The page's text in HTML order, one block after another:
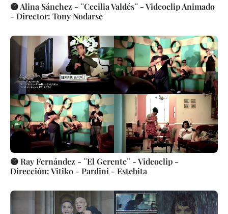
🟡 Alina Sánchez - ¨Cecilia Valdés¨ - Videoclip Animado
- Director: Tony Nodarse
🟡 Ray Fernández - ¨El Gerente¨ - Videoclip -
Dirección: Vitiko - Pardini - Estebita